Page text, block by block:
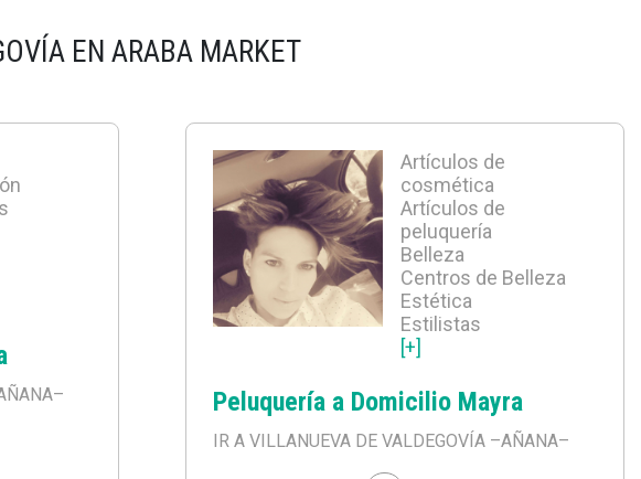
EN ARABA MARKET
Artículos de
cosmética
Artículos de
peluquería
Belleza
Centros de Belleza
Estética
Estilistas
[+]
Peluquería a Domicilio Mayra
IR A VILLANUEVA DE VALDEGOVÍA –AÑANA–